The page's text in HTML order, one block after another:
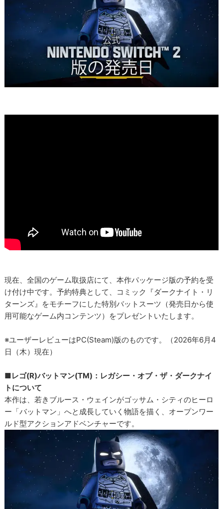
現在、全国のゲーム取扱店にて、本作パッケージ版の予約を受
け付け中です。予約特典として、コミック『ダークナイト・リ
ターンズ』をモチーフにした特別バットスーツ（発売日から使
用可能なゲーム内コンテンツ）をプレゼントいたします。
※ユーザーレビューはPC(Steam)版のものです。（2026年6月4
日（木）現在）
■レゴ(R)バットマン(TM)：レガシー・オブ・ザ・ダークナイ
トについて
本作は、若きブルース・ウェインがゴッサム・シティのヒーロ
ー「バットマン」へと成長していく物語を描く、オープンワー
ルド型アクションアドベンチャーです。